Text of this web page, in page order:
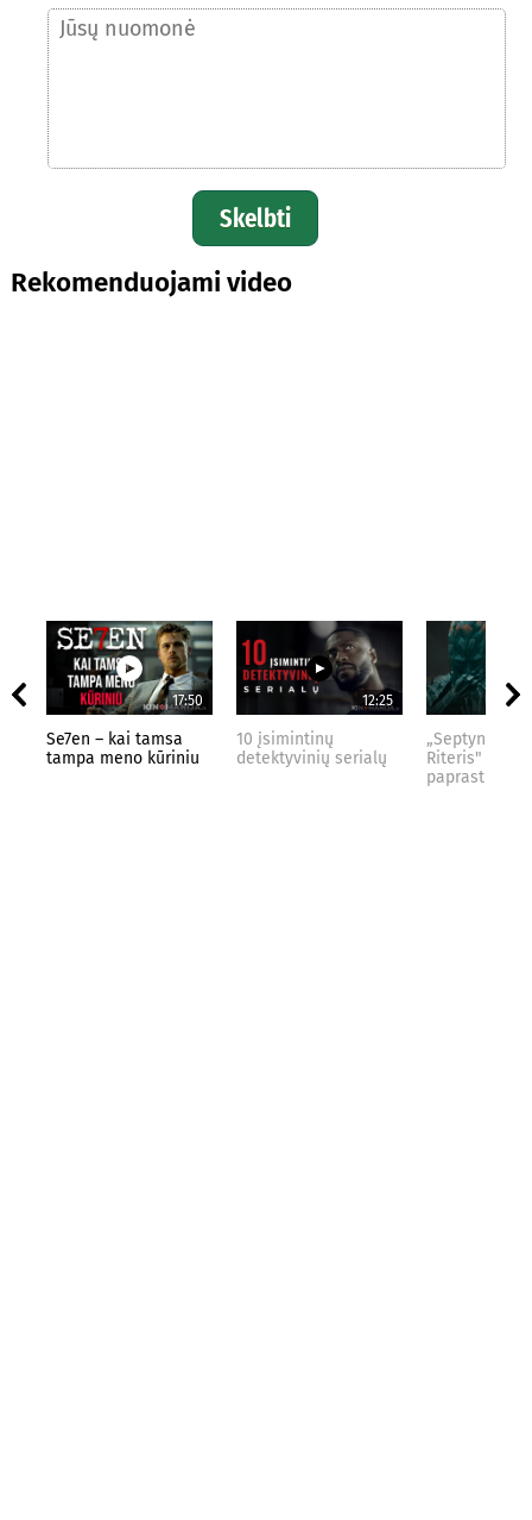
Skelbti
Rekomenduojami video
17:50
Se7en – kai tamsa
tampa meno kūriniu
12:25
10 įsimintinų
detektyvinių serialų
„Septynių
Riteris" – kai
paprastumas